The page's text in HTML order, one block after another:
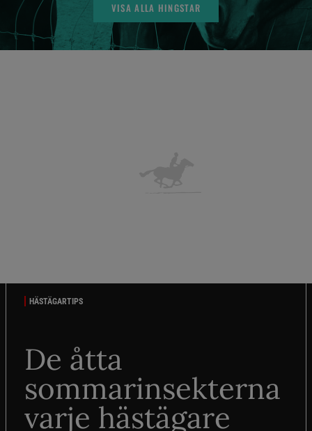
VISA ALLA HINGSTAR
HÄSTÄGARTIPS
De åtta
sommarinsekterna
varje hästägare